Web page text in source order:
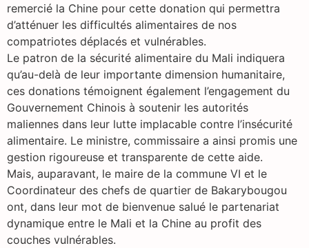
remercié la Chine pour cette donation qui permettra
d’atténuer les difficultés alimentaires de nos
compatriotes déplacés et vulnérables.
Le patron de la sécurité alimentaire du Mali indiquera
qu’au-delà de leur importante dimension humanitaire,
ces donations témoignent également l’engagement du
Gouvernement Chinois à soutenir les autorités
maliennes dans leur lutte implacable contre l’insécurité
alimentaire. Le ministre, commissaire a ainsi promis une
gestion rigoureuse et transparente de cette aide.
Mais, auparavant, le maire de la commune VI et le
Coordinateur des chefs de quartier de Bakarybougou
ont, dans leur mot de bienvenue salué le partenariat
dynamique entre le Mali et la Chine au profit des
couches vulnérables.